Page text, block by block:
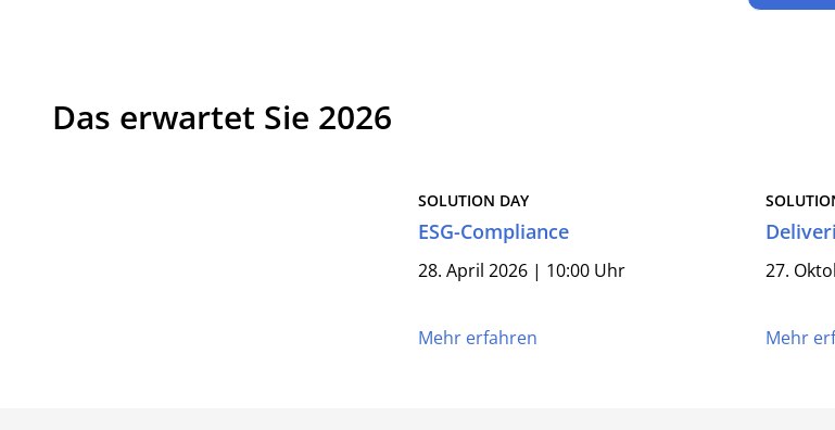
Das erwartet Sie 2026
SOLUTION DAY
ESG-Compliance
28. April 2026 | 10:00 Uhr
Mehr erfahren
27.
Mehr